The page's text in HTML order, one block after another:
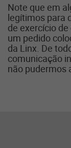
Note que em
legítimos para
de exercício
um pedido
da Linx. De
comunicação
não pudermos